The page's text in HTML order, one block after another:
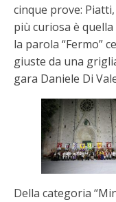
cinque prove:
più curiosa è
la parola “Fermo”
giuste da una
gara Daniele Di
Della categoria